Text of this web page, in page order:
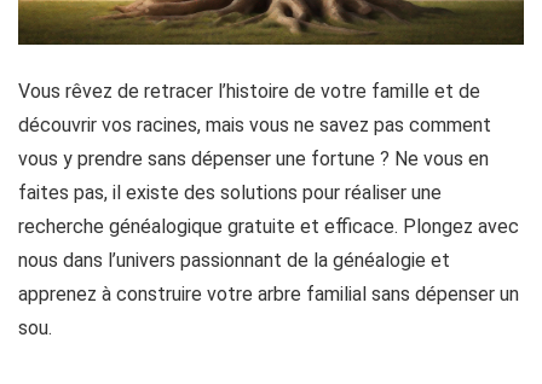
Vous rêvez de retracer l’histoire de votre famille et de
découvrir vos racines, mais vous ne savez pas comment
vous y prendre sans dépenser une fortune ? Ne vous en
faites pas, il existe des solutions pour réaliser une
recherche généalogique gratuite et efficace. Plongez avec
nous dans l’univers passionnant de la généalogie et
apprenez à construire votre arbre familial sans dépenser un
sou.